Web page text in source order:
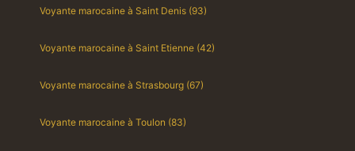
Voyante marocaine à Saint Denis (93)
Voyante marocaine à Saint Etienne (42)
Voyante marocaine à Strasbourg (67)
Voyante marocaine à Toulon (83)